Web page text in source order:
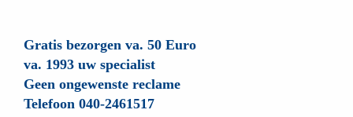
Gratis bezorgen va. 50 Euro
va. 1993 uw specialist
Geen ongewenste reclame
Telefoon 040-2461517